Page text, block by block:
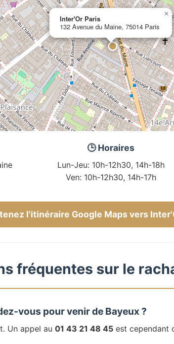
Inter'Or Paris
132 Avenue du Maine, 75014 Paris
×
🕒 Horaires
Lun-Jeu: 10h-12h30, 14h-18h
Ven: 10h-12h30, 14h-17h
l'itinéraire Google Maps vers
fréquentes sur le
vous pour venir de Bayeux ?
Un appel au 01 43 21 48 45 est cependant